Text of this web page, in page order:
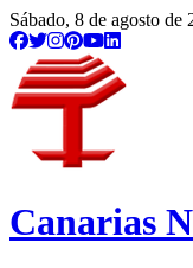
Sábado, 8 de agosto de
Canarias